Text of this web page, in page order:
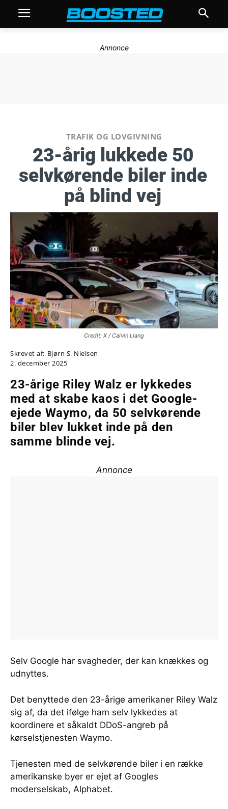
Annonce
TRAFIK OG LOVGIVNING
23-årig lukkede 50
selvkørende biler inde
på blind vej
Credit: X / Calvin Liang
Skrevet af: Bjørn S. Nielsen
2. december 2025
23-årige Riley Walz er lykkedes
med at skabe kaos i det Google-
ejede Waymo, da 50 selvkørende
biler blev lukket inde på den
samme blinde vej.
Annonce
Selv Google har svagheder, der kan knækkes og
udnyttes.
Det benyttede den 23-årige amerikaner Riley Walz
sig af, da det ifølge ham selv lykkedes at
koordinere et såkaldt DDoS-angreb på
kørselstjenesten Waymo.
Tjenesten med de selvkørende biler i en række
amerikanske byer er ejet af Googles
moderselskab, Alphabet.